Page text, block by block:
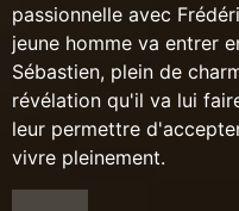
passionnelle avec
jeune homme va entrer
Sébastien, plein de
révélation qu'il va lui
leur permettre
vivre pleinement.